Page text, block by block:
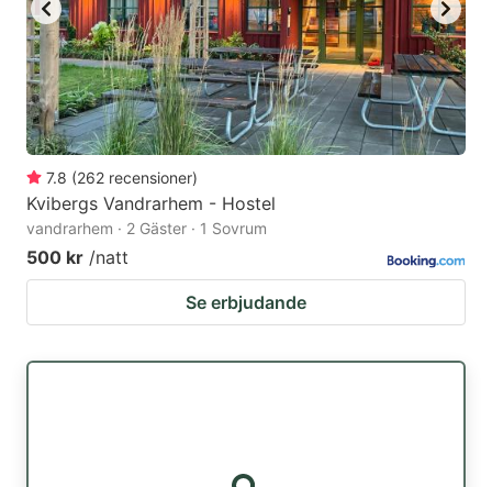
7.8 (262 recensioner)
Kvibergs Vandrarhem - Hostel
vandrarhem · 2 Gäster · 1 Sovrum
500 kr /natt
Se erbjudande